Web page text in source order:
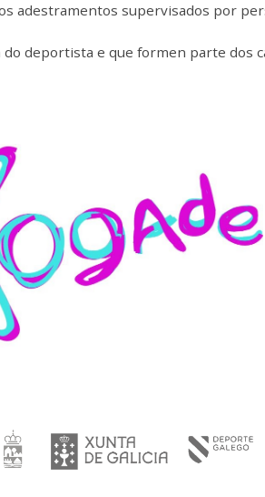
adestramentos supervisados por
do deportista e que formen parte dos